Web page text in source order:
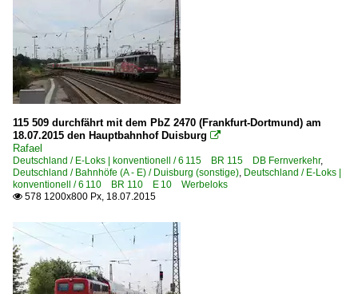
115 509 durchfährt mit dem PbZ 2470 (Frankfurt-Dortmund) am
18.07.2015 den Hauptbahnhof Duisburg 
Rafael
Deutschland / E-Loks | konventionell / 6 115 BR 115 DB Fernverkehr,
Deutschland / Bahnhöfe (A - E) / Duisburg (sonstige), Deutschland / E-Loks |
konventionell / 6 110 BR 110 E 10 Werbeloks
 578 1200x800 Px, 18.07.2015